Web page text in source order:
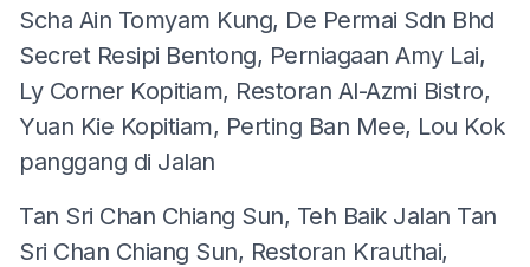
Scha Ain Tomyam Kung, De Permai Sdn Bhd
Secret Resipi Bentong, Perniagaan Amy Lai,
Ly Corner Kopitiam, Restoran Al-Azmi Bistro,
Yuan Kie Kopitiam, Perting Ban Mee, Lou Kok
panggang di Jalan
Tan Sri Chan Chiang Sun, Teh Baik Jalan Tan
Sri Chan Chiang Sun, Restoran Krauthai,